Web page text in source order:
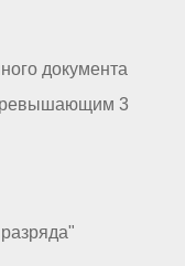
документа
3